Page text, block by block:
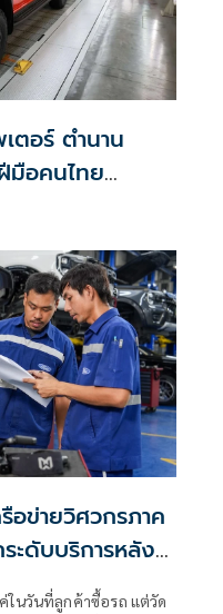
ตอร์ ตำนาน
มือคนไทย
อข่ายวิศวกรภาค
ะดับบริการหลัง
ในวันที่ลูกค้าซื้อรถ แต่วัด